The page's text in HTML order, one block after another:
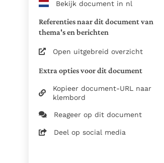
www.vatican.va/archive/bible/
vulgata_vetus-
www.vatican.va/archive/bible/
aansluiting gezocht bij de
om de teksten van de
naast elkaar te kunnen
Daar waar de versnummering
elkaar afwijken is dus die van
Bekijk document in nl
Referenties naar dit document van
thema's en berichten
Open uitgebreid overzicht
Extra opties voor dit document
Kopieer document-URL naar
klembord
Reageer op dit document
Deel op social media